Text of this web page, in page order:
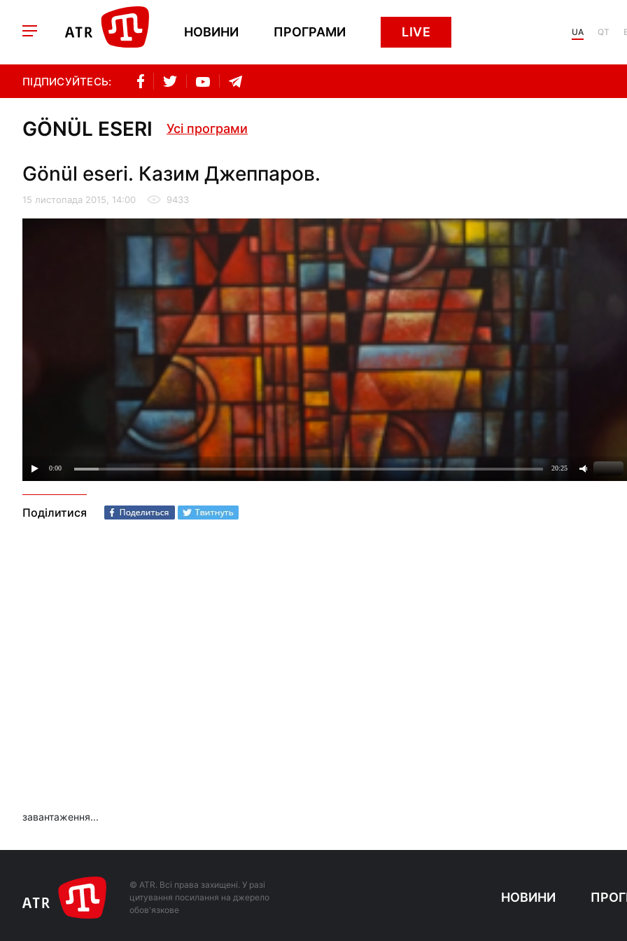
НОВИНИ ПРОГРАМИ LIVE UA QT
ПІДПИСУЙТЕСЬ:
GÖNÜL ESERI Усі програми
Gönül eseri. Казим Джеппаров.
15 листопада 2015, 14:00 9433
Поділитися
завантаження...
© ATR. Всі права захищені. У разі
цитування посилання на джерело
обов'язкове
НОВИНИ